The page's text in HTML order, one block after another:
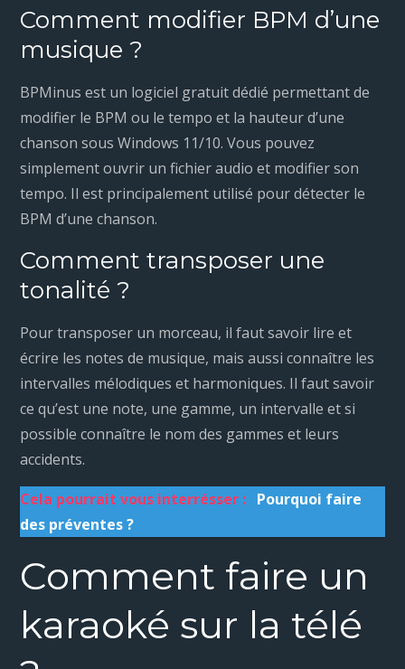
Comment modifier BPM d’une
musique ?
BPMinus est un logiciel gratuit dédié permettant de
modifier le BPM ou le tempo et la hauteur d’une
chanson sous Windows 11/10. Vous pouvez
simplement ouvrir un fichier audio et modifier son
tempo. Il est principalement utilisé pour détecter le
BPM d’une chanson.
Comment transposer une
tonalité ?
Pour transposer un morceau, il faut savoir lire et
écrire les notes de musique, mais aussi connaître les
intervalles mélodiques et harmoniques. Il faut savoir
ce qu’est une note, une gamme, un intervalle et si
possible connaître le nom des gammes et leurs
accidents.
Cela pourrait vous interrésser : Pourquoi faire
des préventes ?
Comment faire un
karaoké sur la télé